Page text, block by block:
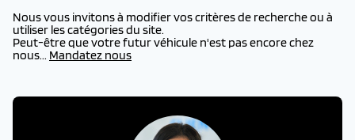
Nous vous invitons à modifier vos critères de recherche ou à
utiliser les catégories du site.
Peut-être que votre futur véhicule n'est pas encore chez
nous... Mandatez nous